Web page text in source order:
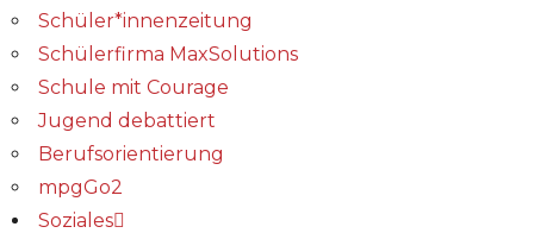
Schüler*innenzeitung
Schülerfirma MaxSolutions
Schule mit Courage
Jugend debattiert
Berufsorientierung
mpgGo2
Soziales